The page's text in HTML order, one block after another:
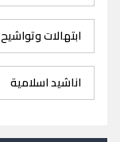
ابتهالات وتواشيح
اناشيد اسلامية